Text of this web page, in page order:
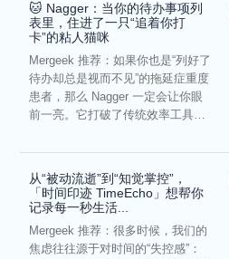
🐱 Nagger：当你的待办事项列
表里，住进了一只“追着你打
卡”的粘人猫咪
Mergeek 推荐：如果你也是“列好了
待办却总是视而不见”的拖延症重度
患者，那么 Nagger 一定会让你眼
前一亮。它打破了传统效率工具冰
从“被动流逝”到“知觉掌控”，
「时间印迹 TimeEcho」想帮你
记录每一秒生活...
Mergeek 推荐：很多时候，我们的
焦虑往往源于对时间的“失控感”：